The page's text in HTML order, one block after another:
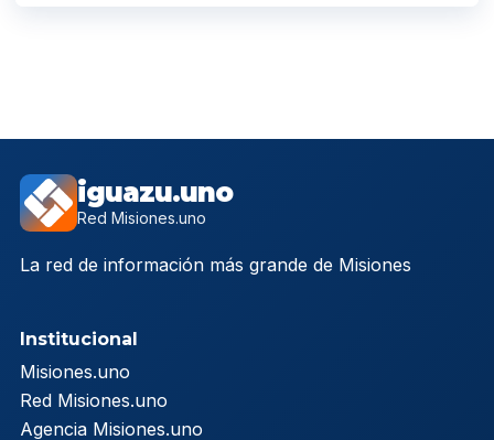
iguazu.uno
Red Misiones.uno
La red de información más grande de Misiones
Institucional
Misiones.uno
Red Misiones.uno
Agencia Misiones.uno